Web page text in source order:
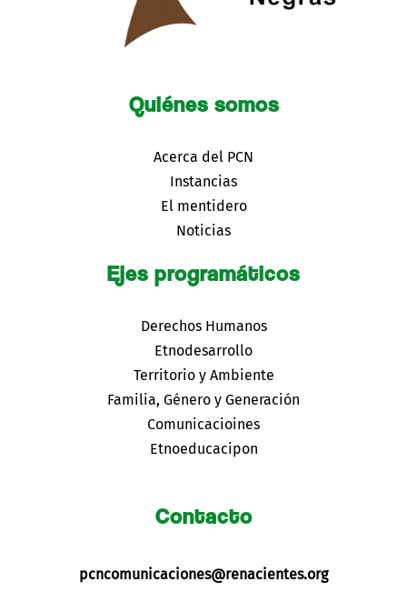
Quiénes somos
Acerca del PCN
Instancias
El mentidero
Noticias
Ejes programáticos
Derechos Humanos
Etnodesarrollo
Territorio y Ambiente
Familia, Género y Generación
Comunicacioines
Etnoeducacipon
Contacto
pcncomunicaciones@renacientes.org